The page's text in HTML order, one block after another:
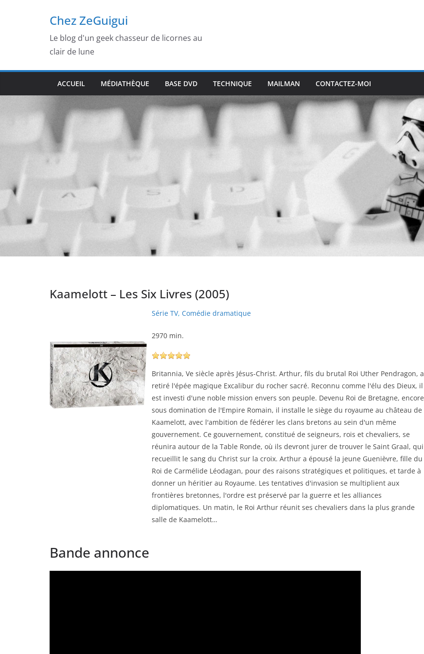
Chez ZeGuigui
Le blog d'un geek chasseur de licornes au
clair de lune
ACCUEIL MÉDIATHÈQUE BASE DVD TECHNIQUE MAILMAN CONTACTEZ-MOI
Kaamelott – Les Six Livres (2005)
Série TV, Comédie dramatique
2970 min.
Britannia, Ve siècle après Jésus-Christ. Arthur, fils du brutal Roi Uther Pendragon, a
retiré l'épée magique Excalibur du rocher sacré. Reconnu comme l'élu des Dieux, il
est investi d'une noble mission envers son peuple. Devenu Roi de Bretagne, encore
sous domination de l'Empire Romain, il installe le siège du royaume au château de
Kaamelott, avec l'ambition de fédérer les clans bretons au sein d'un même
gouvernement. Ce gouvernement, constitué de seigneurs, rois et chevaliers, se
réunira autour de la Table Ronde, où ils devront jurer de trouver le Saint Graal, qui
recueillit le sang du Christ sur la croix. Arthur a épousé la jeune Guenièvre, fille du
Roi de Carmélide Léodagan, pour des raisons stratégiques et politiques, et tarde à
donner un héritier au Royaume. Les tentatives d'invasion se multiplient aux
frontières bretonnes, l'ordre est préservé par la guerre et les alliances
diplomatiques. Un matin, le Roi Arthur réunit ses chevaliers dans la plus grande
salle de Kaamelott…
Bande annonce